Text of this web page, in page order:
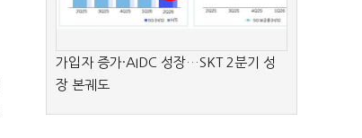
가입자 증가·AIDC 성장…SKT 2분기 성
장 본궤도